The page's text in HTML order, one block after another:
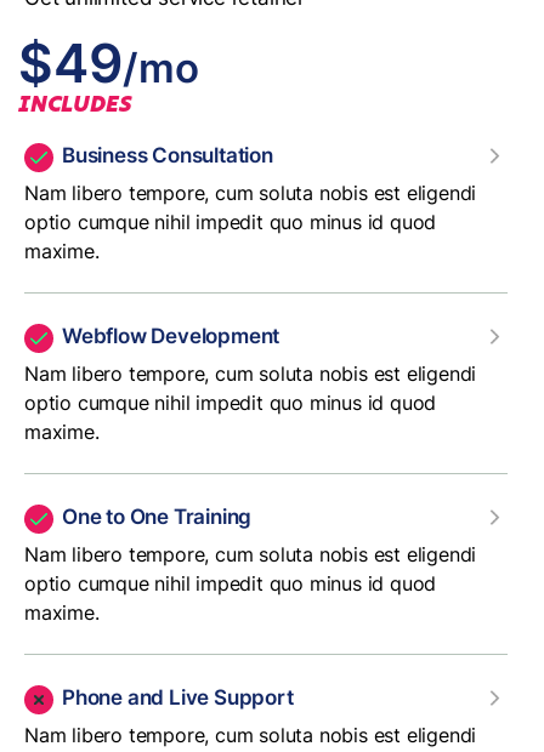
$49/mo
INCLUDES
Business Consultation
Nam libero tempore, cum soluta nobis est eligendi
optio cumque nihil impedit quo minus id quod
maxime.
Webflow Development
Nam libero tempore, cum soluta nobis est eligendi
optio cumque nihil impedit quo minus id quod
maxime.
One to One Training
Nam libero tempore, cum soluta nobis est eligendi
optio cumque nihil impedit quo minus id quod
maxime.
Phone and Live Support
Nam libero tempore, cum soluta nobis est eligendi